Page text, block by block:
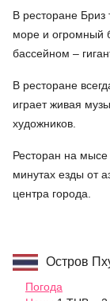
В ресторане
море и огромный
бассейном –
В ресторане
играет живая
художников.
Ресторан на
минутах езды от
центра города.
Остров
Погода